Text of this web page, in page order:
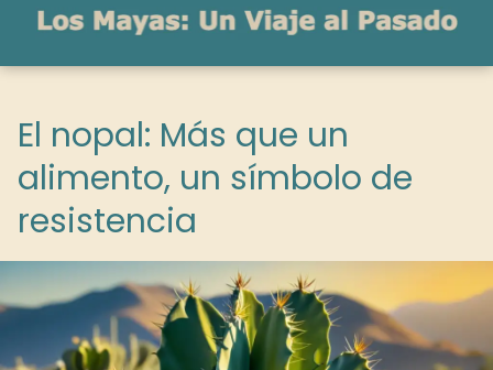
El nopal: Más que un
alimento, un símbolo de
resistencia